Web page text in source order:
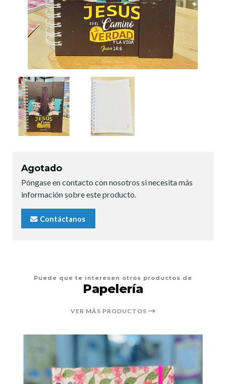
Agotado
Póngase en contacto con nosotros si necesita más
información sobre este producto.
Contáctanos
Puede que te interesen otros productos de
Papelería
VER MÁS PRODUCTOS